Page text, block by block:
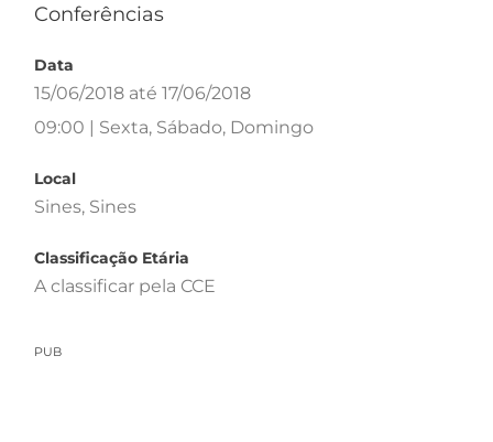
Conferências
Data
15/06/2018 até 17/06/2018
09:00 | Sexta, Sábado, Domingo
Local
Sines, Sines
Classificação Etária
A classificar pela CCE
PUB